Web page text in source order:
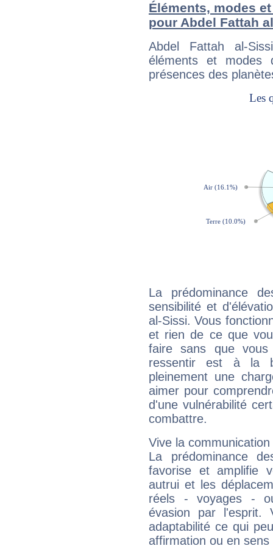
Éléments, modes
pour Abdel Fattah
Abdel Fattah al-
éléments et modes
présences des
La prédominance
sensibilité et
al-Sissi. Vous
et rien de ce que
faire sans que
ressentir est à la
pleinement une
aimer pour
d'une vulnérabilité
combattre.
Vive la
La prédominance
favorise et amplifie
autrui et les
réels - voyages -
évasion par l'esprit.
adaptabilité ce qui
affirmation ou en